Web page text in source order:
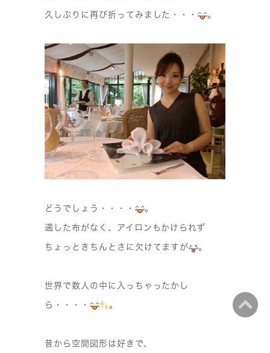
久しぶりに再び折ってみました・・・ 。
どうでしょう・・・・ 。
適した布がなく、アイロンもかけられず
ちょっときちんとさに欠けてますが 。
世界で数人の中に入っちゃったかし
ら・・・・ 。
昔から空間図形は好きで、